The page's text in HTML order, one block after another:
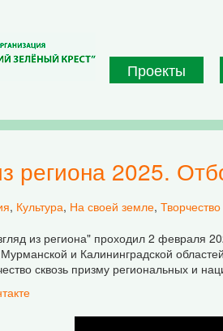
Проекты
региона 2025.
, Культура, На своей земле, Творчество
из региона" проходил 2 февраля
и Калининградской
сквозь призму региональных и